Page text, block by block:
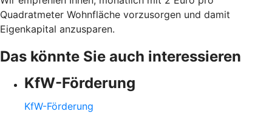
Quadratmeter Wohnfläche vorzusorgen und damit
Eigenkapital anzusparen.
Das könnte Sie auch interessieren
KfW-Förderung
KfW-Förderung